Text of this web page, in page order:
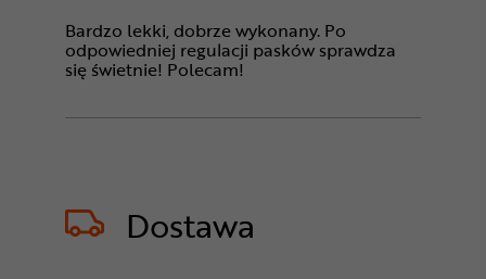
Bardzo lekki, dobrze wykonany. Po
odpowiedniej regulacji pasków sprawdza
się świetnie! Polecam!
Dostawa